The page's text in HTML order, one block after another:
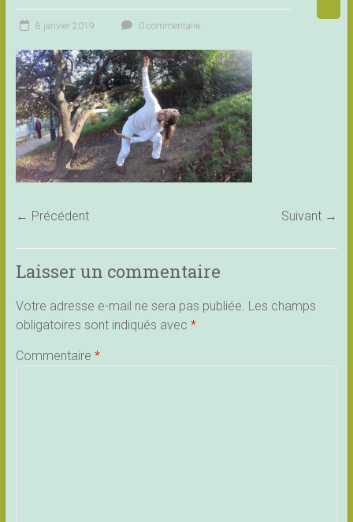
8 janvier 2019 0 commentaire
← Précédent Suivant →
Laisser un commentaire
Votre adresse e-mail ne sera pas publiée. Les champs
obligatoires sont indiqués avec *
Commentaire *